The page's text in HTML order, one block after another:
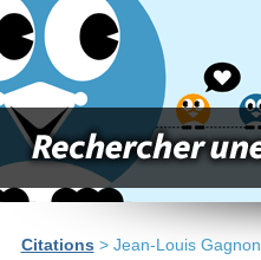
Citations > Jean-Louis Gagnon